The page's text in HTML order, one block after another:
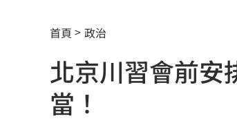
楠梓科學園區爆意外！電子
新／4高中生三峽河戲水
伊禁美以船通行荷莫茲海峽
首頁 政治
北京川習會前
當！